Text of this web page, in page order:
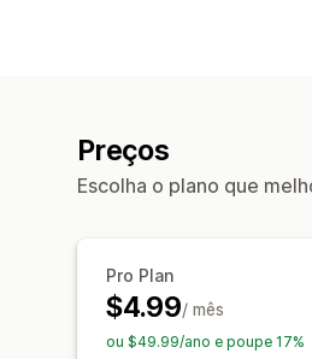
Preços
Escolha o plano que
Pro Plan
$4.99/ mês
ou $49.99/ano e poupe 17%